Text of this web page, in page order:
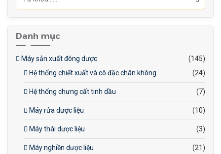
624000
Công suất động cơ (kw): 11
Danh mục
Máy sản xuất đông dược
(145)
Hệ thống chiết xuất và cô đặc chân không
(24)
Hệ thống chưng cất tinh dầu (7)
Máy rửa dược liệu (10)
Máy thái dược liệu (3)
Máy nghiền dược liệu (21)